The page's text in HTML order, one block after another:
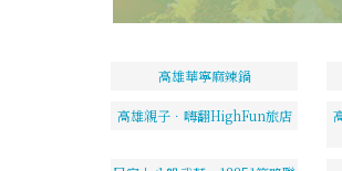
高雄華寧麻辣鍋
高雄親子．嗨翻HighFun旅店